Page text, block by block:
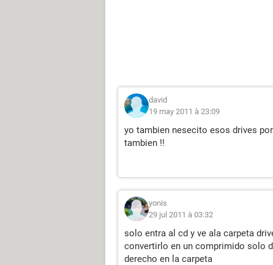
david
19 may 2011 à 23:09
yo tambien nesecito esos drives
tambien !!
yonis
29 jul 2011 à 03:32
solo entra al cd y ve ala carpeta
convertirlo en un comprimido solo
derecho en la carpeta